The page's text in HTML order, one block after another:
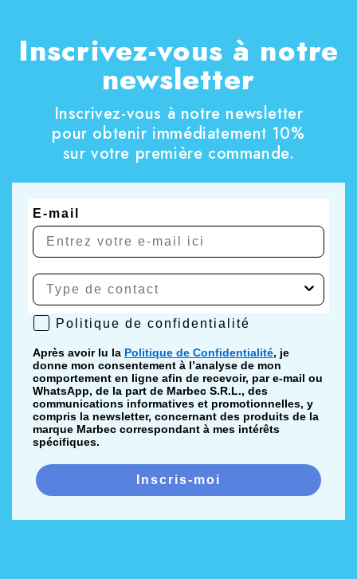
Inscrivez-vous à notre
newsletter
Inscrivez-vous à notre newsletter
pour obtenir immédiatement 10%
sur votre première commande.
E-mail
Politique de confidentialité
Politique de confidentialité
Après avoir lu la Politique de Confidentialité, je
donne mon consentement à l’analyse de mon
comportement en ligne afin de recevoir, par e-mail ou
WhatsApp, de la part de Marbec S.R.L., des
communications informatives et promotionnelles, y
compris la newsletter, concernant des produits de la
marque Marbec correspondant à mes intérêts
spécifiques.
Inscris-moi